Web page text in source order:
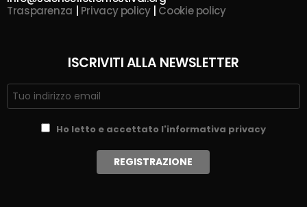
Trasparenza
Privacy policy| Cookie policy
ISCRIVITI ALLA NEWSLETTER
Ho letto e accettato l'informativa privacy